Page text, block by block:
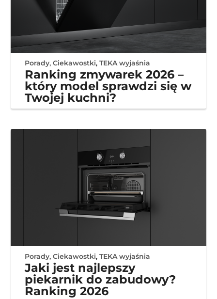
Porady,Ciekawostki,TEKA wyjaśnia
Ranking zmywarek 2026 –
który model sprawdzi się w
Twojej kuchni?
Porady,Ciekawostki,TEKA wyjaśnia
Jaki jest najlepszy
piekarnik do zabudowy?
Ranking 2026